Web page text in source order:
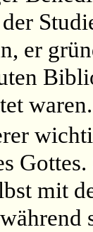
er
waren.
mit